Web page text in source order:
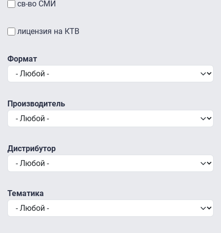
св-во СМИ
лицензия на КТВ
Формат
Производитель
Дистрибутор
Тематика